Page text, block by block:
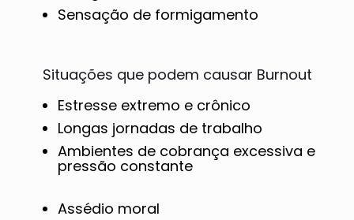
Sensação de formigamento
Situações que podem causar Burnout
Estresse extremo e crônico
Longas jornadas de trabalho
Ambientes de cobrança excessiva e
pressão constante
Assédio moral